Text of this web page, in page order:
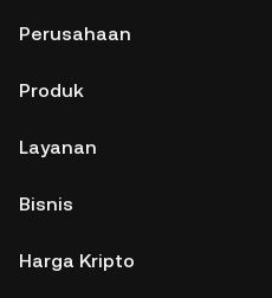
Perusahaan
Produk
Layanan
Bisnis
Harga Kripto